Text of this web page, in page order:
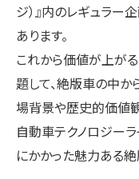
ジ）』内のレギュラー
あります。
これから価値が上が
題して、絶版車の中か
場背景や歴史的価値
自動車テクノロジー
にかかった魅力ある